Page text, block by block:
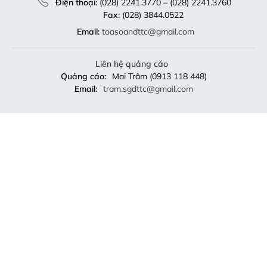
Điện thoại:(028) 2241.3770 – (028) 2241.3760
Fax:(028) 3844.0522
Email: toasoandttc@gmail.com
Liên hệ quảng cáo
Quảng cáo:
Mai Trâm (0913 118 448)
Email: tram.sgdttc@gmail.com